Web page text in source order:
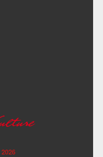
2026